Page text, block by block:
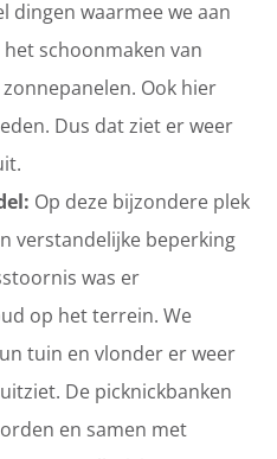
dingen waarmee we aan
schoonmaken van
Ook hier
Dus dat ziet er weer
Op deze bijzondere plek
verstandelijke beperking
was er
op het terrein. We
tuin en vlonder er weer
De picknickbanken
en samen met